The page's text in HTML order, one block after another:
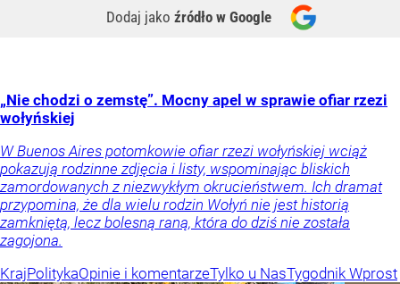
Dodaj jako źródło w Google
„Nie chodzi o zemstę”. Mocny apel w sprawie ofiar rzezi
wołyńskiej
W Buenos Aires potomkowie ofiar rzezi wołyńskiej wciąż
pokazują rodzinne zdjęcia i listy, wspominając bliskich
zamordowanych z niezwykłym okrucieństwem. Ich dramat
przypomina, że dla wielu rodzin Wołyń nie jest historią
zamkniętą, lecz bolesną raną, która do dziś nie została
zagojona.
KrajPolitykaOpinie i komentarzeTylko u NasTygodnik Wprost